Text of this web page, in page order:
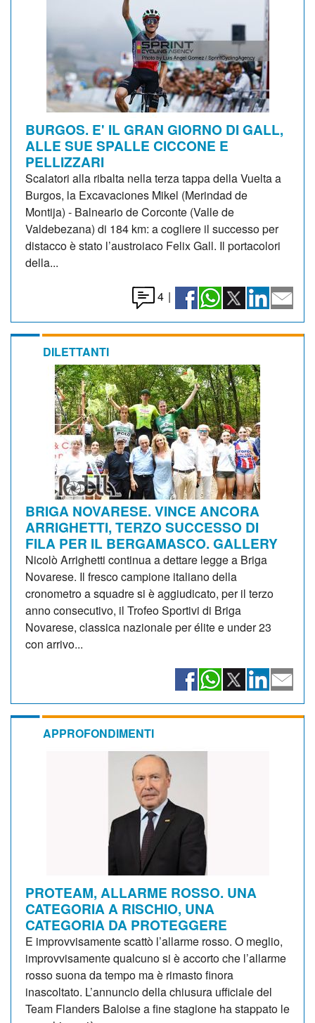
BURGOS. E' IL GRAN GIORNO DI GALL,
ALLE SUE SPALLE CICCONE E
PELLIZZARI
Scalatori alla ribalta nella terza tappa della Vuelta a
Burgos, la Excavaciones Mikel (Merindad de
Montija) - Balneario de Corconte (Valle de
Valdebezana) di 184 km: a cogliere il successo per
distacco è stato l’austroiaco Felix Gall. Il portacolori
della...
4 |
DILETTANTI
BRIGA NOVARESE. VINCE ANCORA
ARRIGHETTI, TERZO SUCCESSO DI
FILA PER IL BERGAMASCO. GALLERY
Nicolò Arrighetti continua a dettare legge a Briga
Novarese. Il fresco campione italiano della
cronometro a squadre si è aggiudicato, per il terzo
anno consecutivo, il Trofeo Sportivi di Briga
Novarese, classica nazionale per élite e under 23
con arrivo...
APPROFONDIMENTI
PROTEAM, ALLARME ROSSO. UNA
CATEGORIA A RISCHIO, UNA
CATEGORIA DA PROTEGGERE
E improvvisamente scattò l’allarme rosso. O meglio,
improvvisamente qualcuno si è accorto che l’allarme
rosso suona da tempo ma è rimasto finora
inascoltato. L’annuncio della chiusura ufficiale del
Team Flanders Baloise a fine stagione ha stappato le